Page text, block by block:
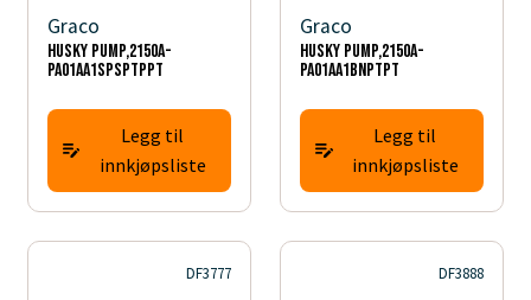
Graco
HUSKY PUMP,2150A-
PA01AA1SPSPTPPT
Legg til
innkjøpsliste
Graco
HUSKY PUMP,2150A-
PA01AA1BNPTPT
Legg til
innkjøpsliste
DF3777 DF3888